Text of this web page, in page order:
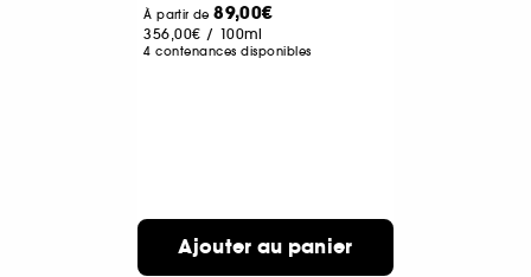
À partir de89,00€
356,00€ / 100ml
4 contenances disponibles
Ajouter au panier